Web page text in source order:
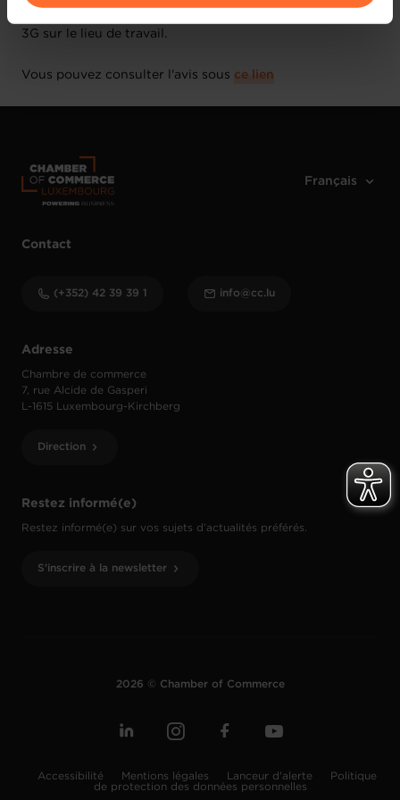
vos données personnelles, vous pouvez consulter notre
Charte d’usage des cookies
3G sur le lieu de travail.
Vous pouvez consulter l'avis sous ce lien
Restez informé(e)
Restez informé(e) sur vos sujets d’actualités préférés.
S'inscrire à la newsletter
Adresse
Chambre de commerce
7, rue Alcide de Gasperi
L-1615 Luxembourg-Kirchberg
Direction
Contact
(+352) 42 39 39 1 info@cc.lu
2026 © Chamber of Commerce
Accessibilité Mentions légales Lanceur d'alerte
Politique
de protection des données personnelles